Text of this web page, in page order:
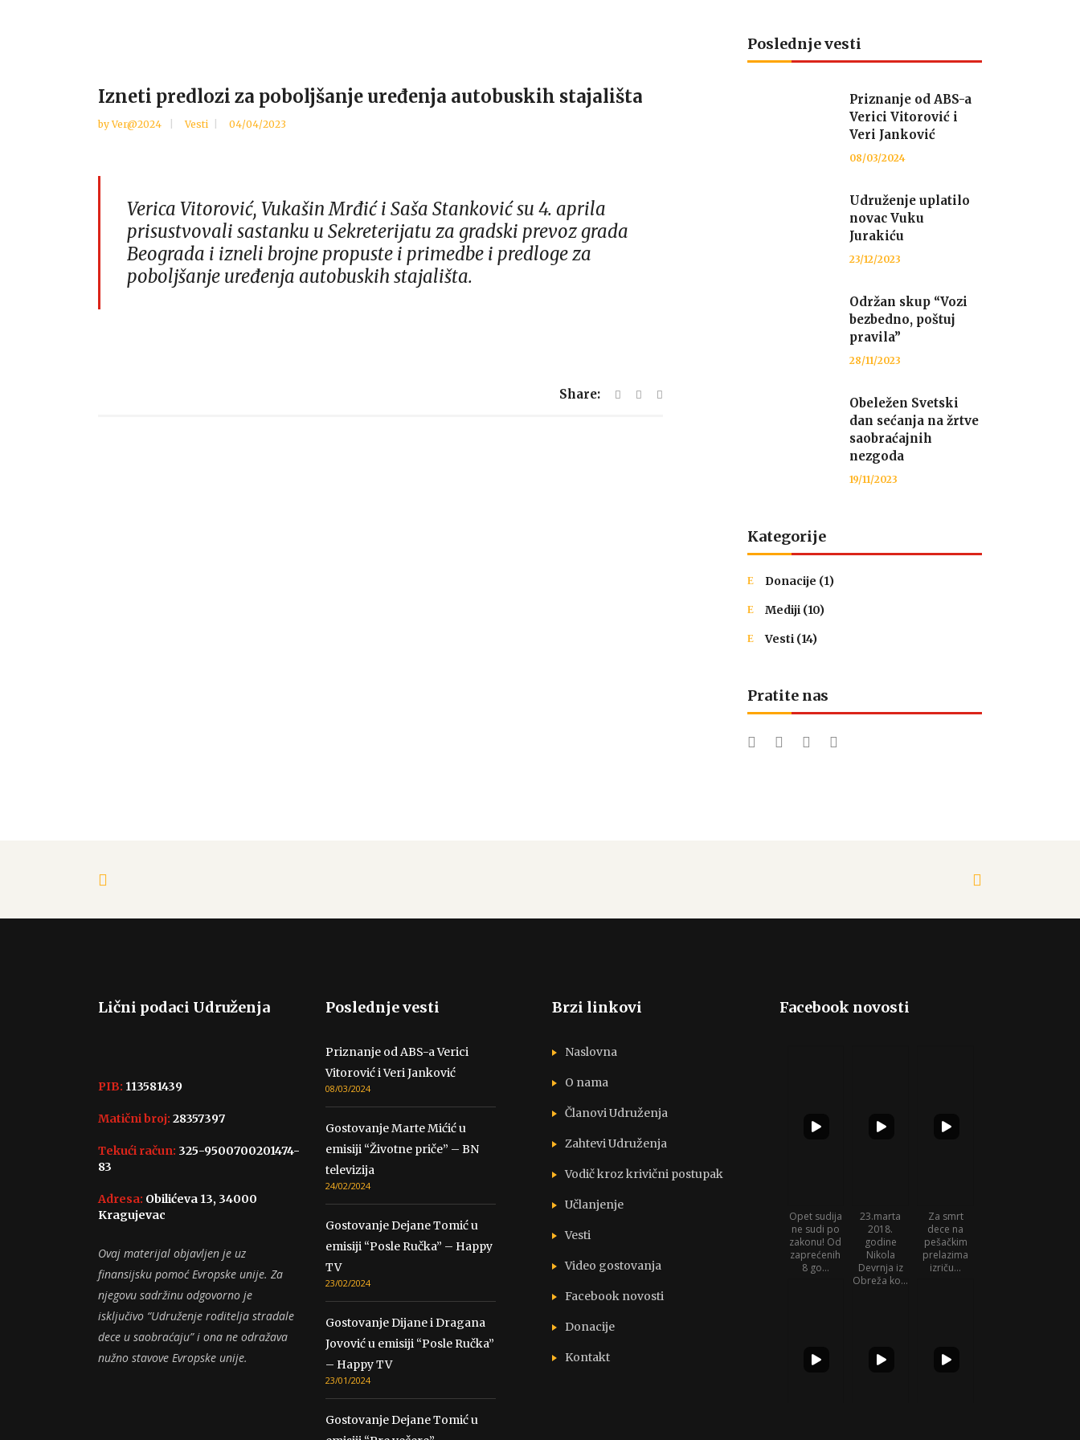
Izneti predlozi za poboljšanje uređenja autobuskih stajališta
byVer@2024 Vesti 04/04/2023
Verica Vitorović, Vukašin Mrđić i Saša Stanković su 4. aprila
prisustvovali sastanku u Sekreterijatu za gradski prevoz grada
Beograda i izneli brojne propuste i primedbe i predloge za
poboljšanje uređenja autobuskih stajališta.
Share:
Poslednje vesti
Priznanje od ABS-a
Verici Vitorović i
Veri Janković
08/03/2024
Udruženje uplatilo
novac Vuku
Jurakiću
23/12/2023
Održan skup “Vozi
bezbedno, poštuj
pravila”
28/11/2023
Obeležen Svetski
dan sećanja na žrtve
saobraćajnih
nezgoda
19/11/2023
Kategorije
Donacije (1)
Mediji (10)
Vesti (14)
Pratite nas
Lični podaci Udruženja
PIB: 113581439
Matični broj: 28357397
Tekući račun: 325-9500700201474-
83
Adresa: Obilićeva 13, 34000
Kragujevac
Ovaj materijal objavljen je uz
finansijsku pomoć Evropske unije. Za
njegovu sadržinu odgovorno je
isključivo “Udruženje roditelja stradale
dece u saobraćaju” i ona ne odražava
nužno stavove Evropske unije.
Poslednje vesti
Priznanje od ABS-a Verici
Vitorović i Veri Janković
08/03/2024
Gostovanje Marte Mićić u
emisiji “Životne priče” – BN
televizija
24/02/2024
Gostovanje Dejane Tomić u
emisiji “Posle Ručka” – Happy
TV
23/02/2024
Gostovanje Dijane i Dragana
Jovović u emisiji “Posle Ručka”
– Happy TV
23/01/2024
Gostovanje Dejane Tomić u
Brzi linkovi
Naslovna
O nama
Članovi Udruženja
Zahtevi Udruženja
Vodič kroz krivični postupak
Učlanjenje
Vesti
Video gostovanja
Facebook novosti
Donacije
Kontakt
Facebook novosti
Opet sudija
ne sudi po
zakonu! Od
zaprećenih
8 go...
23.marta
2018.
godine
Nikola
Devrnja iz
Obreža ko...
Za smrt
dece na
pešačkim
prelazima
izriču...